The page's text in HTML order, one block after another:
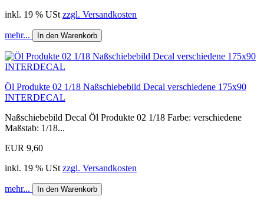
inkl. 19 % USt zzgl. Versandkosten
mehr... In den Warenkorb
Öl Produkte 02 1/18 Naßschiebebild Decal verschiedene 175x90
INTERDECAL
Naßschiebebild Decal Öl Produkte 02 1/18 Farbe: verschiedene
Maßstab: 1/18...
EUR 9,60
inkl. 19 % USt zzgl. Versandkosten
mehr... In den Warenkorb